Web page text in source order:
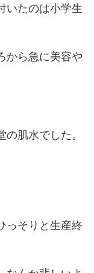
いたのは小学生
から急に美容や
肌水でした。
っそりと生産終